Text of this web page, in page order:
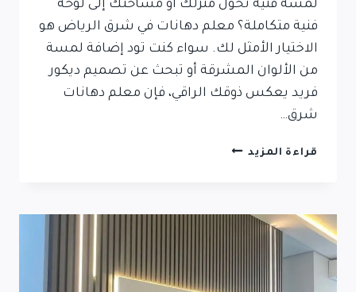
لمسة فنية تحول منزلك أو مساحتك إلى لوحة
فنية متكاملة؟ معلم دهانات في شرق الرياض هو
الاختيار الأمثل لك. سواء كنت تود إضافة لمسة
من الألوان المشرقة أو تبحث عن تصميم ديكور
فريد يعكس ذوقك الراقي، فإن معلم دهانات
شرق…
قراءة المزيد